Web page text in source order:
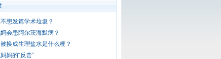
想发篇学术垃圾？
会患阿尔茨海默病？
换成生理盐水是什么梗？
妈的“反击”